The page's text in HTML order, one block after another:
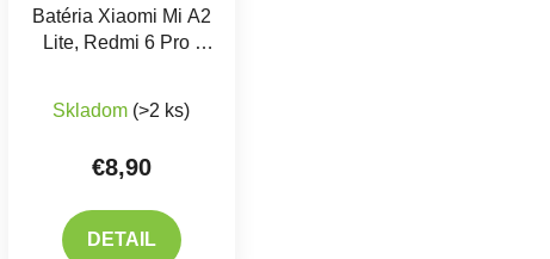
Batéria Xiaomi Mi A2
Lite, Redmi 6 Pro -
Skladom (>2 ks)
€8,90
DETAIL